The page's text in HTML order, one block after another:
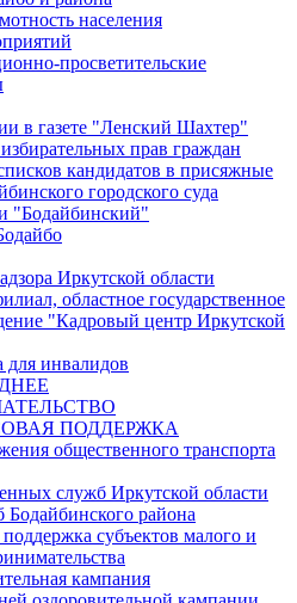
населения
просветительские
в газете "Ленский Шахтер"
прав граждан
кандидатов в присяжные
городского суда
Иркутской области
областное государственное
"Кадровый центр Иркутской
для инвалидов
ПОДДЕРЖКА
общественного транспорта
служб Иркутской области
района
субъектов малого и
кампания